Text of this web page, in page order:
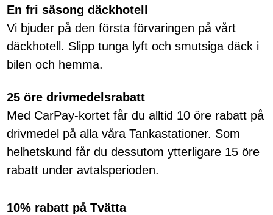
En fri säsong däckhotell
Vi bjuder på den första förvaringen på vårt
däckhotell. Slipp tunga lyft och smutsiga däck i
bilen och hemma.
25 öre drivmedelsrabatt
Med CarPay-kortet får du alltid 10 öre rabatt på
drivmedel på alla våra Tankastationer. Som
helhetskund får du dessutom ytterligare 15 öre
rabatt under avtalsperioden.
10% rabatt på Tvätta